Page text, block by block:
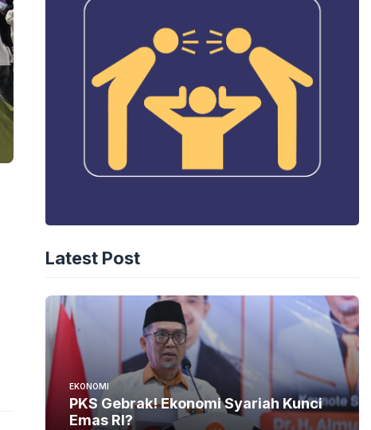
Latest Post
EKONOMI
PKS Gebrak! Ekonomi Syariah Kunci
Emas RI?